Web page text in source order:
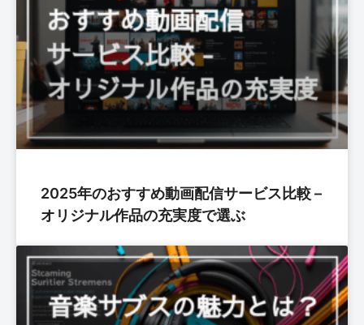
2025年のおすすめ動画配信サービス比較 –
オリジナル作品の充実度で選ぶ